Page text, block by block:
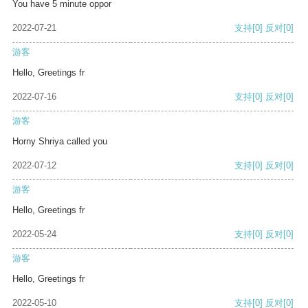
You have 5 minute oppor
2022-07-21 支持[0] 反对[0]
游客
Hello, Greetings fr
2022-07-16 支持[0] 反对[0]
游客
Horny Shriya called you
2022-07-12 支持[0] 反对[0]
游客
Hello, Greetings fr
2022-05-24 支持[0] 反对[0]
游客
Hello, Greetings fr
2022-05-10 支持[0] 反对[0]